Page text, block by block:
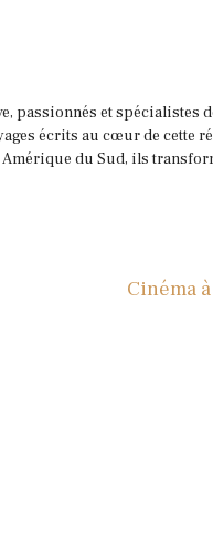
passionnés et
écrits au cœur de cette
du Sud, ils
Cinéma